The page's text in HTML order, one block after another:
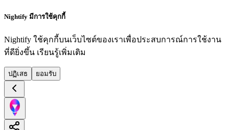
Nightify มีการใช้คุกกี้
Nightify ใช้คุกกี้บนเว็บไซต์ของเราเพื่อประสบการณ์การใช้งาน
ที่ดียิ่งขึ้น เรียนรู้เพิ่มเติม
ปฏิเสธ ยอมรับ